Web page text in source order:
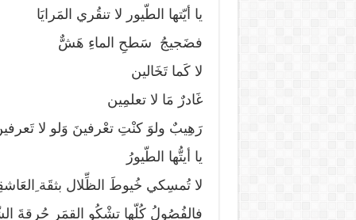
يا أيّتها الطّيور لا تنقُري المَرايَا
فضَجيجُ سَطحِ الماءِ هَشٌّ
لا كَما تَخَالين
غَادرٌ مَا لا تعلمِين
رَهِيبٌ ولوَ كنْتِ تعْرفينَ وَلو لا
يا أيتُّها الطّيورُ
لا تُمسِكي خُيوطَ الظِّلال بثقَة
فالفُصُولُ كُلّها تشْكُو القمَر حُرقةَ